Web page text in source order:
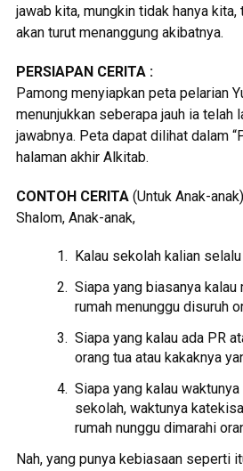
jawab kita, mungkin tidak hanya
akan turut menanggung akibatnya.
PERSIAPAN CERITA :
Pamong menyiapkan peta pelarian
menunjukkan seberapa jauh ia telah
jawabnya. Peta dapat dilihat dalam
halaman akhir Alkitab.
CONTOH CERITA(Untuk Anak-anak)
Shalom, Anak-anak,
Kalau sekolah kalian
Siapa yang biasanya
rumah menunggu disuruh
Siapa yang kalau ada PR
orang tua atau kakaknya
Siapa yang kalau
sekolah, waktunya
rumah nunggu dimarahi
Nah, yang punya kebiasaan seperti